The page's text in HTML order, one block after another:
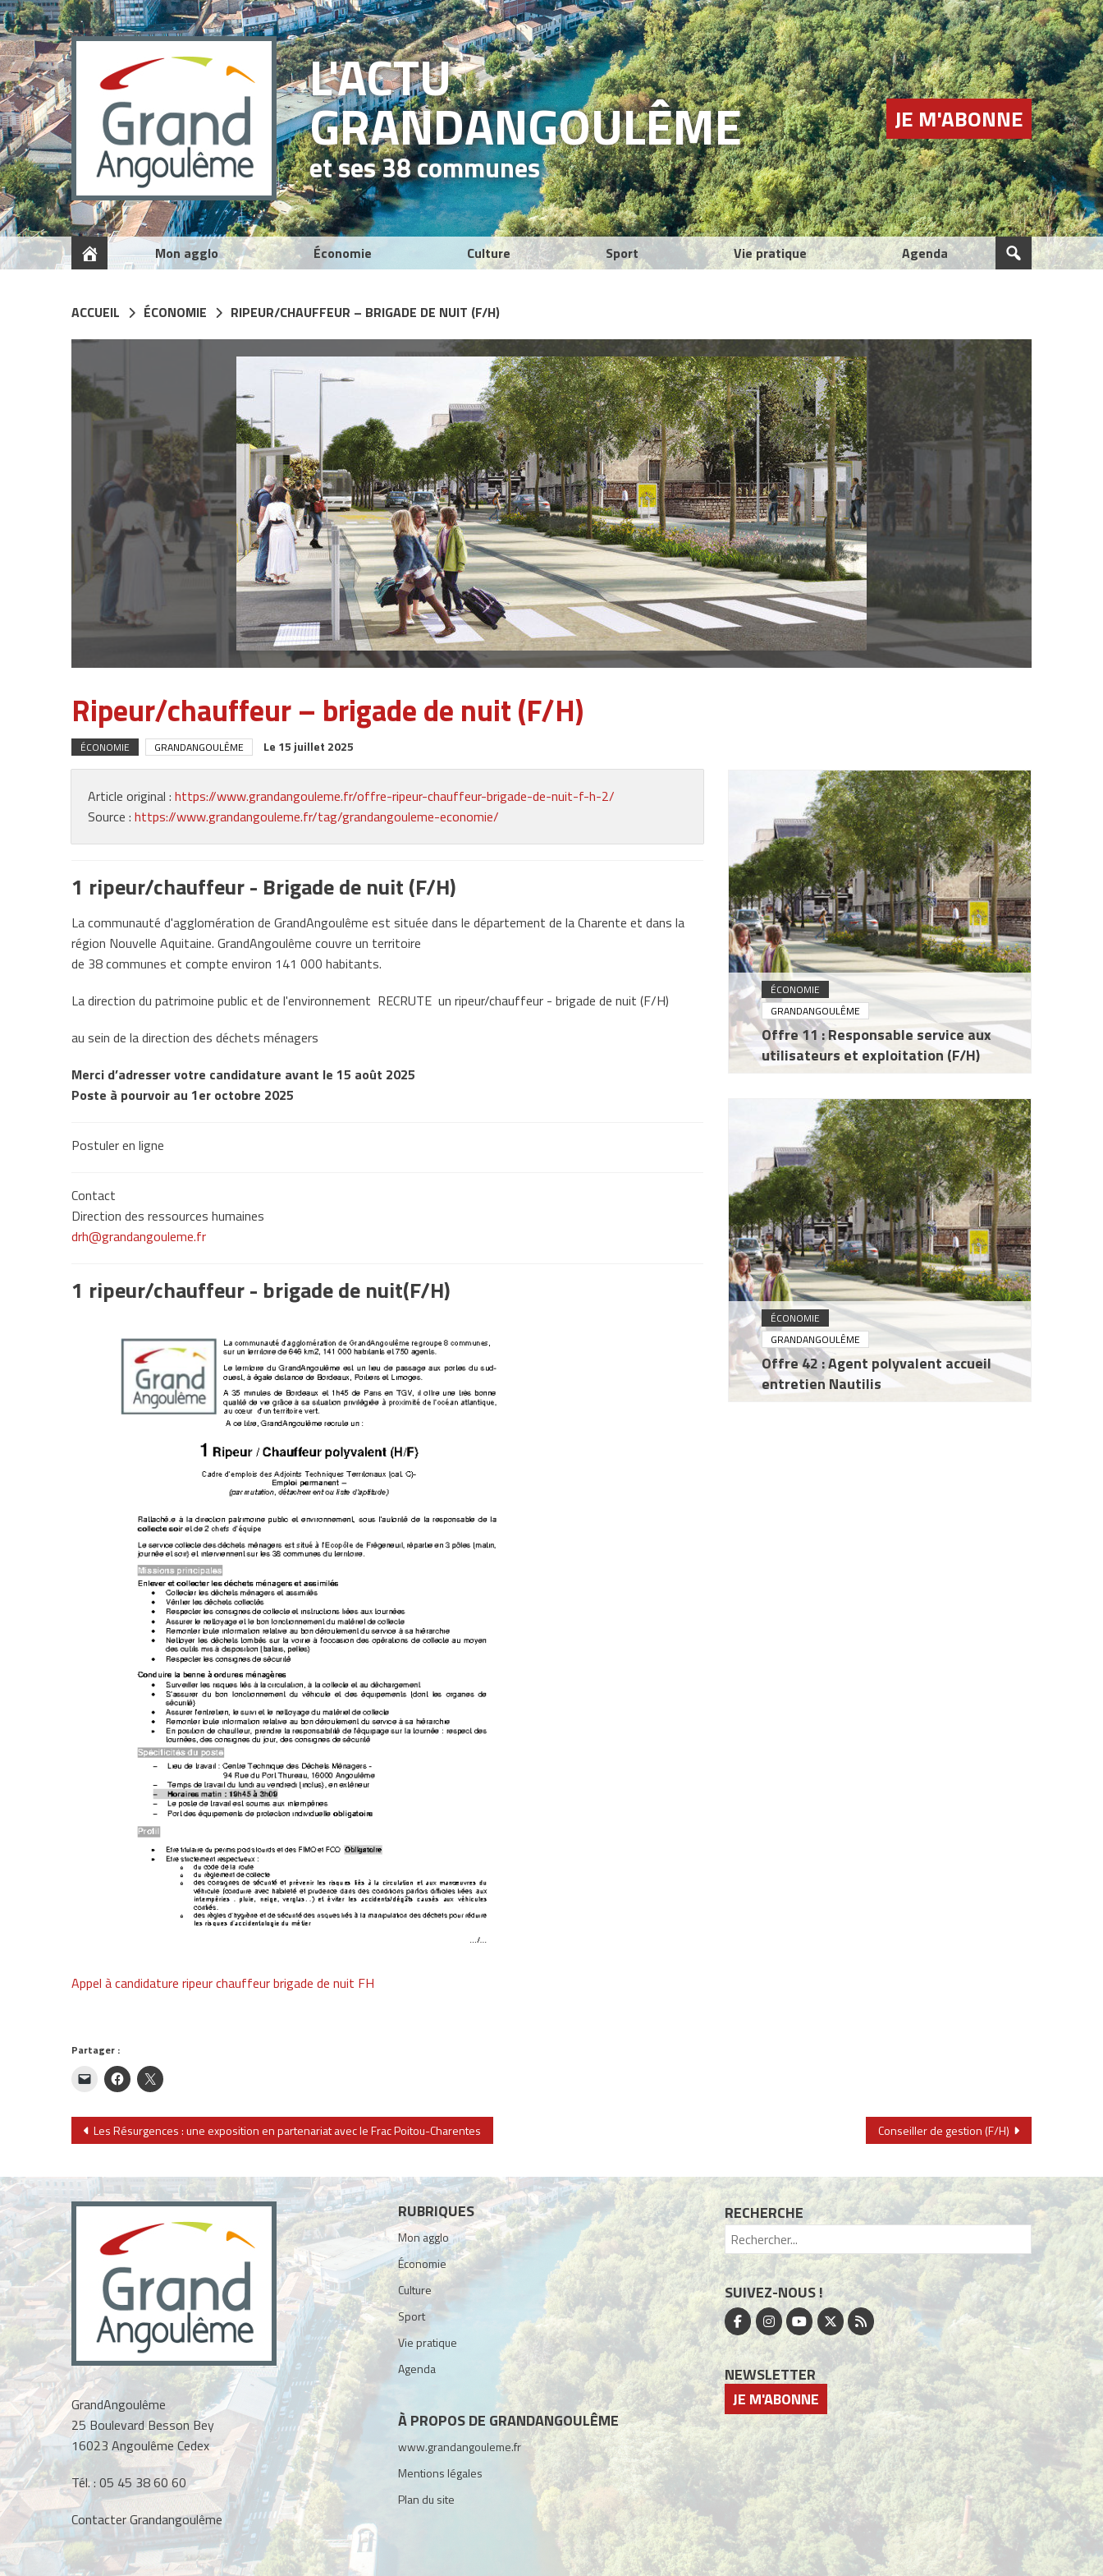
L'ACTU
GRANDANGOULÊME
et ses 38 communes
JE M'ABONNE
Mon agglo Économie Culture Sport Vie pratique Agenda
ACCUEIL ÉCONOMIE RIPEUR/CHAUFFEUR – BRIGADE DE NUIT (F/H)
Ripeur/chauffeur – brigade de nuit (F/H)
ÉCONOMIE GRANDANGOULÊME Le 15 juillet 2025
Article original : https://www.grandangouleme.fr/offre-ripeur-chauffeur-brigade-de-nuit-f-h-2/
Source : https://www.grandangouleme.fr/tag/grandangouleme-economie/
1 ripeur/chauffeur - Brigade de nuit (F/H)
La communauté d'agglomération de GrandAngoulême est située dans le département de la Charente et dans la
région Nouvelle Aquitaine. GrandAngoulême couvre un territoire
de 38 communes et compte environ 141 000 habitants.
La direction du patrimoine public et de l'environnement RECRUTE un ripeur/chauffeur - brigade de nuit (F/H)
au sein de la direction des déchets ménagers
Merci d’adresser votre candidature avant le 15 août 2025
Poste à pourvoir au 1er octobre 2025
Postuler en ligne
Contact
Direction des ressources humaines
drh@grandangouleme.fr
1 ripeur/chauffeur - brigade de nuit(F/H)
Appel à candidature ripeur chauffeur brigade de nuit FH
ÉCONOMIE
GRANDANGOULÊME
Offre 11 : Responsable service aux
utilisateurs et exploitation (F/H)
ÉCONOMIE
GRANDANGOULÊME
Offre 42 : Agent polyvalent accueil
entretien Nautilis
Partager :
Navigation
l’article
Les Résurgences : une exposition en partenariat avec le Frac Poitou-Charentes Conseiller de gestion (F/H)
GrandAngoulême
25 Boulevard Besson Bey
16023 Angoulême Cedex
Tél. :05 45 38 60 60
Contacter Grandangoulême
RUBRIQUES
Mon agglo
Économie
Culture
Sport
Vie pratique
Agenda
À PROPOS DE GRANDANGOULÊME
www.grandangouleme.fr
Mentions légales
Plan du site
RECHERCHE
SUIVEZ-NOUS !
NEWSLETTER
JE M'ABONNE
Panneau de gestion des cookies